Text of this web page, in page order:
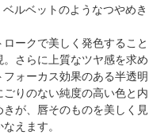
ルベットのようなつやめき
ークで美しく発色すること
さらに上質なツヤ感を求め
ォーカス効果のある半透明
りのない純度の高い色と内
が、唇そのものを美しく見
えます。